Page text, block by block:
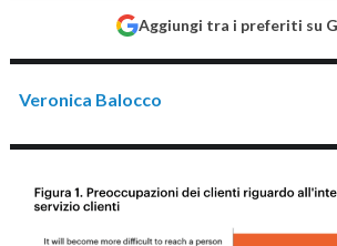
Aggiungi tra i preferiti su
Veronica Balocco